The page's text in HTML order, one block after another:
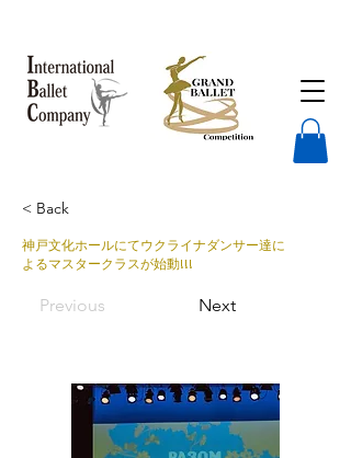
< Back
神戸文化ホールにてウクライナダンサー達に
よるマスタークラスが始動!!!
Previous Next